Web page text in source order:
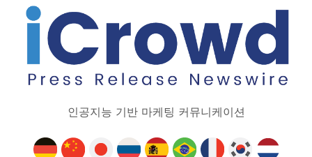
인공지능 기반 마케팅 커뮤니케이션